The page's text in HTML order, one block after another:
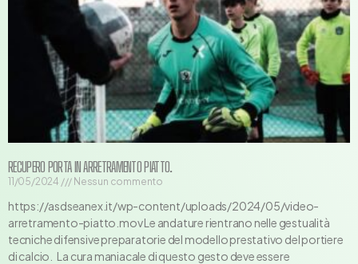
RECUPERO PORTA IN ARRETRAMENTO PIATTO.
11/05/2024 Nessun commento
https://asdseanex.it/wp-content/uploads/2024/05/video-
arretramento-piatto.mov Le andature rientrano nelle gestualità
tecniche difensive preparatorie del modello prestativo del portiere
di calcio. La cura maniacale di questo gesto deve essere